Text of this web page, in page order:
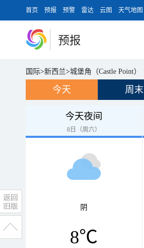
首页 预报 预警 雷达 云图 天气地图
预报
国际>新西兰>城堡角（Castle Point）
今天 周末
今天夜间
8日（周六）
阴
8℃